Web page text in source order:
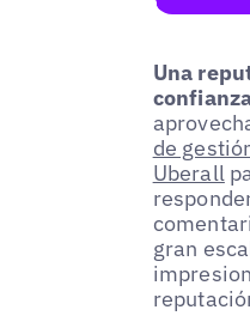
Una
de
Uberall
gran